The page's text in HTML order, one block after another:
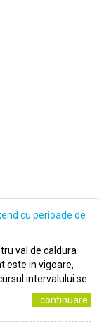
cu perioade de
val de caldura
este in vigoare,
intervalului se..
..continuare